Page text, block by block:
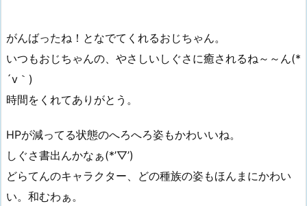
がんばったね！となでてくれるおじちゃん。
いつもおじちゃんの、やさしいしぐさに癒されるね～～ん(*
´v｀)
時間をくれてありがとう。
HPが減ってる状態のへろへろ姿もかわいいね。
しぐさ書出んかなぁ(*’▽’)
どらてんのキャラクター、どの種族の姿もほんまにかわい
い。和むわぁ。